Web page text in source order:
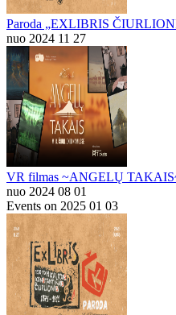
Paroda „EXLIBRIS
nuo 2024 11 27
VR filmas ~ANGELŲ
nuo 2024 08 01
Events on 2025 01 03